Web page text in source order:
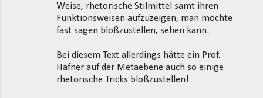
Weise, rhetorische Stilmittel samt ihren
Funktionsweisen aufzuzeigen, man möchte
fast sagen bloßzustellen, sehen kann.
Bei diesem Text allerdings hätte ein Prof.
Häfner auf der Metaebene auch so einige
rhetorische Tricks bloßzustellen!